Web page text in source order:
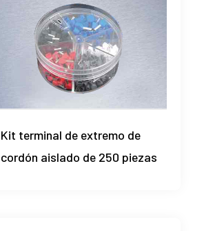
Kit terminal de extremo de
cordón aislado de 250 piezas